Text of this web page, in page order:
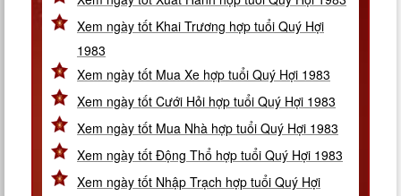
Xem ngày tốt Khai Trương hợp tuổi Quý Hợi
1983
Xem ngày tốt Mua Xe hợp tuổi Quý Hợi 1983
Xem ngày tốt Cưới Hỏi hợp tuổi Quý Hợi 1983
Xem ngày tốt Mua Nhà hợp tuổi Quý Hợi 1983
Xem ngày tốt Động Thổ hợp tuổi Quý Hợi 1983
Xem ngày tốt Nhập Trạch hợp tuổi Quý Hợi